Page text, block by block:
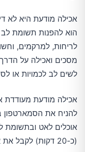
אכילה מודעת היא לא
הוא להפנות תשומת לב
לריחות, למרקמים,
מסכים ואכילה על
לשים לב לכמויות או
אכילה מודעת מעודדת
להניח את הסמארטפון
אוכלים לאט ובתשומת
(כ-20 דקות) לקבל את איתות השובע מהקיבה.